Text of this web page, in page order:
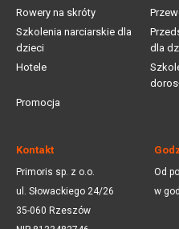
Rowery na skróty
Szkolenia narciarskie dla
dzieci
dla
Hotele
Promocja
Kontakt
Primoris sp. z o.o.
ul. Słowackiego 24/26
35-060 Rzeszów
Od
w